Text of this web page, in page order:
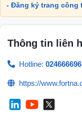
- Đăng ký trang công
Thông tin liên
Hotline:
https://